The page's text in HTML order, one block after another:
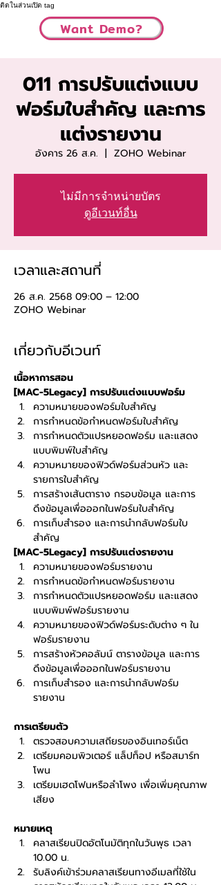
ติดในส่วนเปิด tag
Want Demo?
011 การปรับแต่งแบบ
ฟอร์มใบสำคัญ และการ
แต่งรายงาน
อังคาร 26 ส.ค.
  |
ZOHO Webinar
ไม่มีการจำหน่ายบัตร
ดูอีเวนท์อื่น
เวลาและสถานที่
26 ส.ค. 2568 09:00 – 12:00
ZOHO Webinar
เกี่ยวกับอีเวนท์
เนื้อหาการสอน
[MAC-5Legacy] การปรับแต่งแบบฟอร์ม
ความหมายของฟอร์มใบสำคัญ
การกำหนดข้อกำหนดฟอร์มใบสำคัญ
การกำหนดตัวแปรหยอดฟอร์ม และแสดง
แบบพิมพ์ใบสำคัญ
ความหมายของฟิวด์ฟอร์มส่วนหัว และ
รายการใบสำคัญ
การสร้างเส้นตาราง กรอบข้อมูล และการ
ดึงข้อมูลเพื่อออกในฟอร์มใบสำคัญ
การเก็บสำรอง และการนำกลับฟอร์มใบ
สำคัญ
[MAC-5Legacy] การปรับแต่งรายงาน
ความหมายของฟอร์มรายงาน
การกำหนดข้อกำหนดฟอร์มรายงาน
การกำหนดตัวแปรหยอดฟอร์ม และแสดง
แบบพิมพ์ฟอร์มรายงาน
ความหมายของฟิวด์ฟอร์มระดับต่าง ๆ ใน
ฟอร์มรายงาน
การสร้างหัวคอลัมน์ ตารางข้อมูล และการ
ดึงข้อมูลเพื่อออกในฟอร์มรายงาน
การเก็บสำรอง และการนำกลับฟอร์ม
รายงาน
การเตรียมตัว
ตรวจสอบความเสถียรของอินเทอร์เน็ต
เตรียมคอมพิวเตอร์ แล็ปท็อป หรือสมาร์ท
โพน
เตรียมเฮดโฟนหรือลำโพง เพื่อเพิ่มคุณภาพ
เสียง
หมายเหตุ
คลาสเรียนปิดอัตโนมัติทุกในวันพุธ เวลา
10.00 น.
รับลิงค์เข้าร่วมคลาสเรียนทางอีเมลที่ใช้ใน